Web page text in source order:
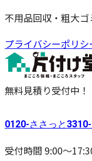
不用品回収・粗大
プライバシーポリ
無料見積り受付中！
0120-ささっと3310-
受付時間 9:00〜